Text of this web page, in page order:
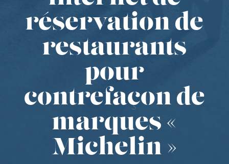
réservation de
restaurants
pour
contrefaçon de
marques «
Michelin »